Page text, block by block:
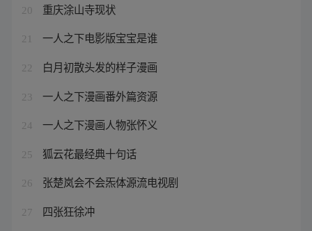
20 重庆涂山寺现状
21 一人之下电影版宝宝是谁
22 白月初散头发的样子漫画
23 一人之下漫画番外篇资源
24 一人之下漫画人物张怀义
25 狐云花最经典十句话
26 张楚岚会不会炁体源流电视剧
27 四张狂徐冲